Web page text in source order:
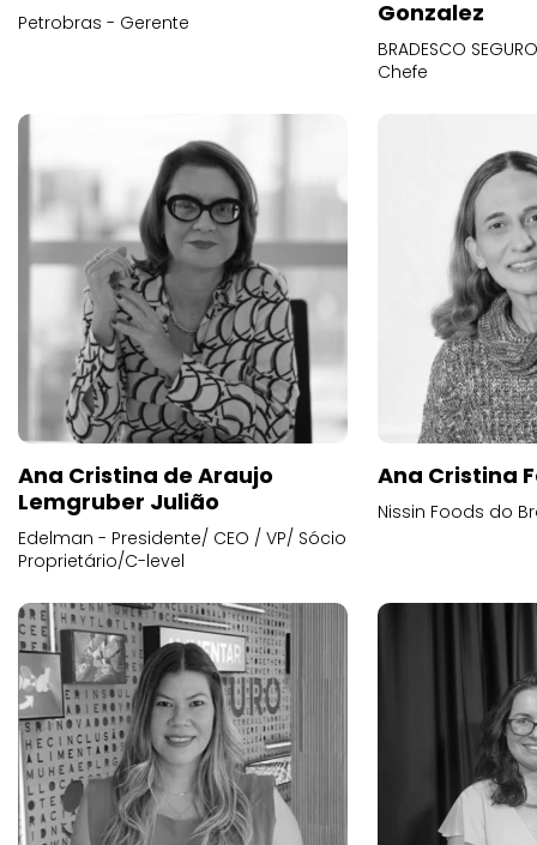
Petrobras - Gerente
Gonzalez
BRADESCO
Chefe
Ana Cristina de Araujo
Lemgruber Julião
Edelman - Presidente/ CEO / VP/ Sócio
Proprietário/C-level
Ana Cristina
Nissin Foods do